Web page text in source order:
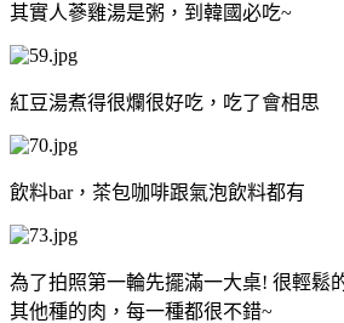
其實人蔘雞湯是粥，到韓國必吃~
紅豆湯煮得很爛很好吃，吃了會相思
飲料bar，茶包咖啡跟氣泡飲料都有
為了拍照第一輪先擺滿一大桌! 很輕鬆
其他種的肉，每一種都很不錯~